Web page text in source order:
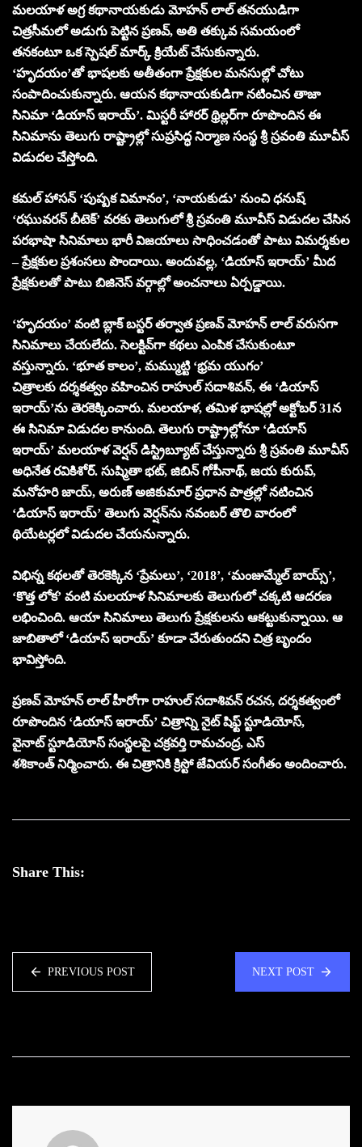
మలయాళ అగ్ర కథానాయకుడు మోహన్ లాల్ తనయుడిగా
చిత్రసీమలో అడుగు పెట్టిన ప్రణవ్, అతి తక్కువ సమయంలో
తనకంటూ ఒక స్పెషల్ మార్క్ క్రియేట్ చేసుకున్నారు.
‘హృదయం’తో భాషలకు అతీతంగా ప్రేక్షకుల మనసుల్లో చోటు
సంపాదించుకున్నారు. ఆయన కథానాయకుడిగా నటించిన తాజా
సినిమా ‘డియాస్ ఇరాయ్’. మిస్టరీ హారర్ థ్రిల్లర్‌గా రూపొందిన ఈ
సినిమాను తెలుగు రాష్ట్రాల్లో సుప్రసిద్ధ నిర్మాణ సంస్థ శ్రీ స్రవంతి మూవీస్
విడుదల చేస్తోంది.
కమల్ హాసన్ ‘పుష్పక విమానం’, ‘నాయకుడు’ నుంచి ధనుష్
‘రఘువరన్ బీటెక్’ వరకు తెలుగులో శ్రీ స్రవంతి మూవీస్ విడుదల చేసిన
పరభాషా సినిమాలు భారీ విజయాలు సాధించడంతో పాటు విమర్శకుల
– ప్రేక్షకుల ప్రశంసలు పొందాయి. అందువల్ల, ‘డియాస్ ఇరాయ్’ మీద
ప్రేక్షకులతో పాటు బిజినెస్ వర్గాల్లో అంచనాలు ఏర్పడ్డాయి.
‘హృదయం’ వంటి బ్లాక్ బస్టర్ తర్వాత ప్రణవ్ మోహన్ లాల్ వరుసగా
సినిమాలు చేయలేదు. సెలక్టివ్‌గా కథలు ఎంపిక చేసుకుంటూ
వస్తున్నారు. ‘భూత కాలం’, మమ్ముట్టి ‘భ్రమ యుగం’
చిత్రాలకు దర్శకత్వం వహించిన రాహుల్ సదాశివన్, ఈ ‘డియాస్
ఇరాయ్’ను తెరకెక్కించారు. మలయాళ, తమిళ భాషల్లో అక్టోబర్ 31న
ఈ సినిమా విడుదల కానుంది. తెలుగు రాష్ట్రాల్లోనూ ‘డియాస్
ఇరాయ్’ మలయాళ వెర్షన్ డిస్ట్రిబ్యూట్ చేస్తున్నారు శ్రీ స్రవంతి మూవీస్
అధినేత రవికిశోర్. సుష్మితా భట్, జిబిన్ గోపీనాథ్, జయ కురుప్,
మనోహరి జాయ్, అరుణ్ అజికుమార్ ప్రధాన పాత్రల్లో నటించిన
‘డియాస్ ఇరాయ్’ తెలుగు వెర్షన్‌ను నవంబర్‌ తొలి వారంలో
థియేటర్లలో విడుదల చేయనున్నారు.
విభిన్న కథలతో తెరకెక్కిన ‘ప్రేమలు’, ‘2018’, ‘మంజుమ్మేల్ బాయ్స్’,
‘కొత్త లోక’ వంటి మలయాళ సినిమాలకు తెలుగులో చక్కటి ఆదరణ
లభించింది. ఆయా సినిమాలు తెలుగు ప్రేక్షకులను ఆకట్టుకున్నాయి. ఆ
జాబితాలో ‘డియాస్ ఇరాయ్’ కూడా చేరుతుందని చిత్ర బృందం
భావిస్తోంది.
ప్రణవ్ మోహన్ లాల్ హీరోగా రాహుల్ సదాశివన్ రచన, దర్శకత్వంలో
రూపొందిన ‘డియాస్ ఇరాయ్’ చిత్రాన్ని నైట్ షిఫ్ట్ స్టూడియోస్,
వైనాట్ స్టూడియోస్ సంస్థలపై చక్రవర్తి రామచంద్ర, ఎస్
శశికాంత్ నిర్మించారు. ఈ చిత్రానికి క్రిస్టో జేవియర్ సంగీతం అందించారు.
Share This:
PREVIOUS POST NEXT POST